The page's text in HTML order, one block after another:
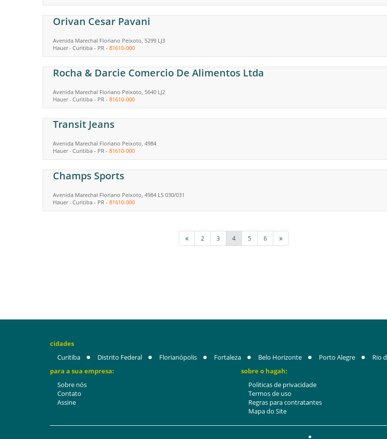
Orivan Cesar Pavani
Avenida Marechal Floriano Peixoto, 5299 LJ3
Hauer - Curitiba - PR - 81610-000
Rocha & Darcie Comercio De Alimentos Ltda
Avenida Marechal Floriano Peixoto, 5640 LJ2
Hauer - Curitiba - PR - 81610-000
Transit Jeans
Avenida Marechal Floriano Peixoto, 4984
Hauer - Curitiba - PR - 81610-000
Champs Sports
Avenida Marechal Floriano Peixoto, 4984 LS 030/031
Hauer - Curitiba - PR - 81610-000
2 3 4 5 6
cidades
Curitiba
Distrito Federal Florianópolis Fortaleza Belo Horizonte Porto Alegre Rio
para a sua empresa:
Sobre nós
Contato
Assine
sobre o hagah:
Politicas de privacidade
Termos de uso
Regras para contratantes
Mapa do Site